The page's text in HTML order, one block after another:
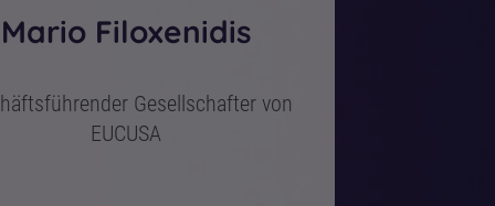
Mario Filoxenidis
Gesellschafter von
EUCUSA